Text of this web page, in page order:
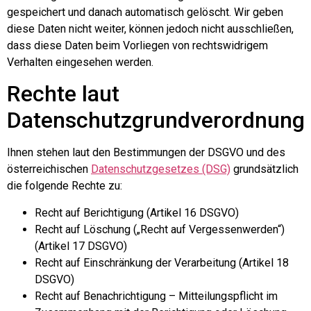
gespeichert und danach automatisch gelöscht. Wir geben
diese Daten nicht weiter, können jedoch nicht ausschließen,
dass diese Daten beim Vorliegen von rechtswidrigem
Verhalten eingesehen werden.
Rechte laut
Datenschutzgrundverordnung
Ihnen stehen laut den Bestimmungen der DSGVO und des
österreichischen Datenschutzgesetzes (DSG) grundsätzlich
die folgende Rechte zu:
Recht auf Berichtigung (Artikel 16 DSGVO)
Recht auf Löschung („Recht auf Vergessenwerden“)
(Artikel 17 DSGVO)
Recht auf Einschränkung der Verarbeitung (Artikel 18
DSGVO)
Recht auf Benachrichtigung – Mitteilungspflicht im